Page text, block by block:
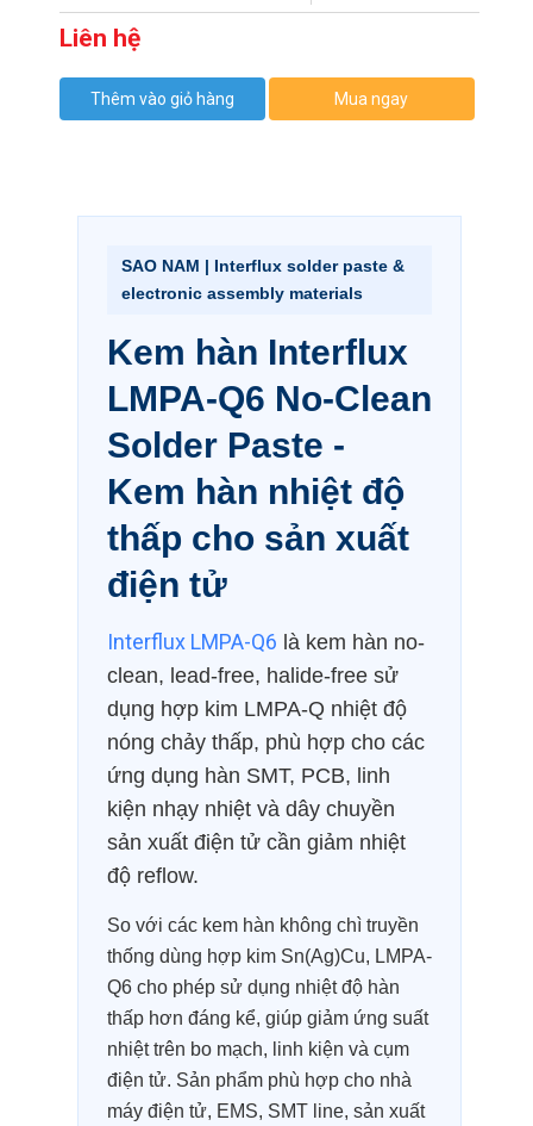
Liên hệ
Thêm vào giỏ hàng Mua ngay
SAO NAM | Interflux solder paste &
electronic assembly materials
Kem hàn Interflux
LMPA-Q6 No-Clean
Solder Paste -
Kem hàn nhiệt độ
thấp cho sản xuất
điện tử
Interflux LMPA-Q6 là kem hàn no-
clean, lead-free, halide-free sử
dụng hợp kim LMPA-Q nhiệt độ
nóng chảy thấp, phù hợp cho các
ứng dụng hàn SMT, PCB, linh
kiện nhạy nhiệt và dây chuyền
sản xuất điện tử cần giảm nhiệt
độ reflow.
So với các kem hàn không chì truyền
thống dùng hợp kim Sn(Ag)Cu, LMPA-
Q6 cho phép sử dụng nhiệt độ hàn
thấp hơn đáng kể, giúp giảm ứng suất
nhiệt trên bo mạch, linh kiện và cụm
điện tử. Sản phẩm phù hợp cho nhà
máy điện tử, EMS, SMT line, sản xuất